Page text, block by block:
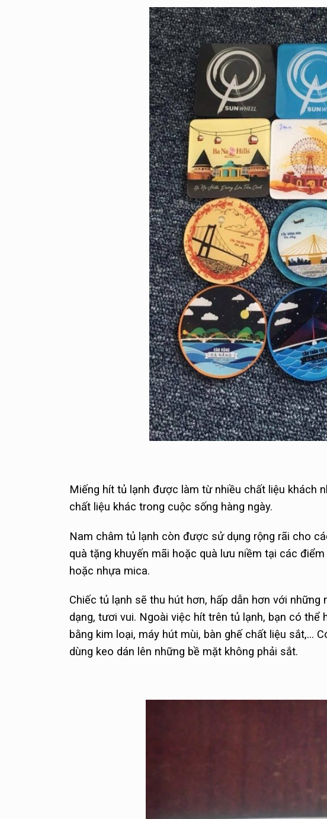
Miếng hít tủ lạnh được làm từ nhiều chất liệu khách
chất liệu khác trong cuộc sống hàng ngày.
Nam châm tủ lạnh còn được sử dụng rộng rãi cho
quà tặng khuyến mãi hoặc quà lưu niềm tại các
hoặc nhựa mica.
Chiếc tủ lạnh sẽ thu hút hơn, hấp dẫn hơn với
dạng, tươi vui. Ngoài việc hít trên tủ lạnh, bạn có
bằng kim loại, máy hút mùi, bàn ghế chất liệu sắt,…
dùng keo dán lên những bề mặt không phải sắt.